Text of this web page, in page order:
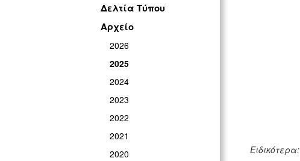
Δελτία Τύπου
Αρχείο
2026
2025
2024
2023
2022
2021
2020
Ειδικότερα: